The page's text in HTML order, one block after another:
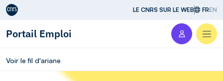
Aller au contenu LE CNRS SUR LE WEB FREN
Portail Emploi
Voir le fil d'ariane